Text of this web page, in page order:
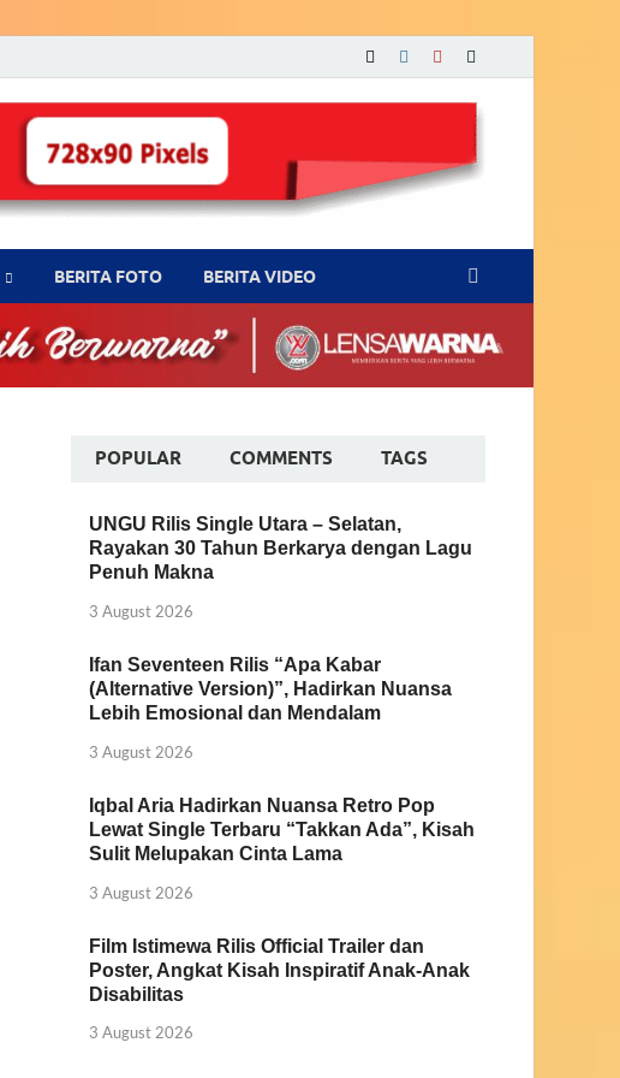
BERITA FOTO BERITA VIDEO
POPULAR COMMENTS TAGS
UNGU Rilis Single Utara – Selatan,
Rayakan 30 Tahun Berkarya dengan Lagu
Penuh Makna
3 August 2026
Ifan Seventeen Rilis “Apa Kabar
(Alternative Version)”, Hadirkan Nuansa
Lebih Emosional dan Mendalam
3 August 2026
Iqbal Aria Hadirkan Nuansa Retro Pop
Lewat Single Terbaru “Takkan Ada”, Kisah
Sulit Melupakan Cinta Lama
3 August 2026
Film Istimewa Rilis Official Trailer dan
Poster, Angkat Kisah Inspiratif Anak-Anak
Disabilitas
3 August 2026